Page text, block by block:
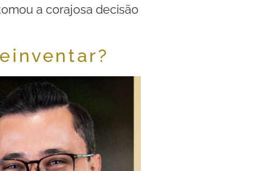
a corajosa decisão